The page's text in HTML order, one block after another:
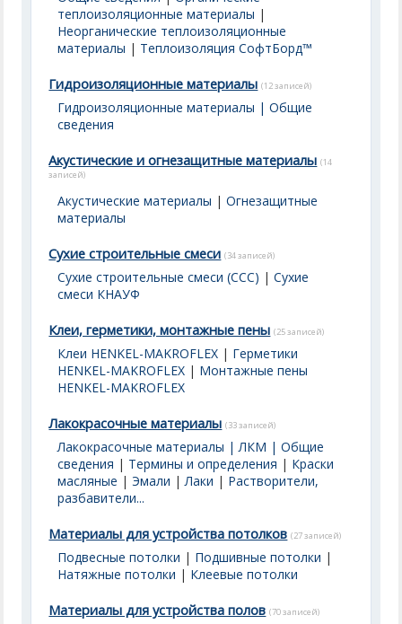
теплоизоляционные материалы |
Неорганические теплоизоляционные
материалы | Теплоизоляция СофтБорд™
Гидроизоляционные материалы (12 записей)
Гидроизоляционные материалы | Общие
сведения
Акустические и огнезащитные материалы (14
записей)
Акустические материалы |Огнезащитные
материалы
Сухие строительные смеси (34 записей)
Сухие строительные смеси (ССС) |Сухие
смеси КНАУФ
Клеи, герметики, монтажные пены (25 записей)
Клеи HENKEL-MAKROFLEX | Герметики
HENKEL-MAKROFLEX | Монтажные пены
HENKEL-MAKROFLEX
Лакокрасочные материалы (33 записей)
Лакокрасочные материалы | ЛКМ | Общие
сведения | Термины и определения | Краски
масляные |Эмали |Лаки | Растворители,
разбавители...
Материалы для устройства потолков (27 записей)
Подвесные потолки | Подшивные потолки |
Натяжные потолки | Клеевые потолки
Материалы для устройства полов (70 записей)